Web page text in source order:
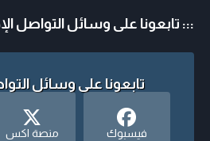
::: تابعونا على وسائل التواصل
تابعونا على وسائل
فيسبوك منصة اكس